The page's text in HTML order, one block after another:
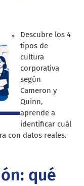
Descubre los 4
tipos de
cultura
corporativa
según
Cameron y
Quinn,
aprende a
identificar cuál
con datos reales.
qué